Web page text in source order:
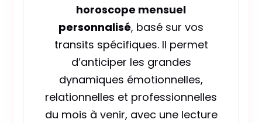
horoscope mensuel
personnalisé, basé sur vos
transits spécifiques. Il permet
d’anticiper les grandes
dynamiques émotionnelles,
relationnelles et professionnelles
du mois à venir, avec une lecture